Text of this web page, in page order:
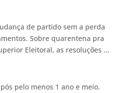
de partido sem a perda
Sobre quarentena pra
Eleitoral, as resoluções …
pelo menos 1 ano e meio.